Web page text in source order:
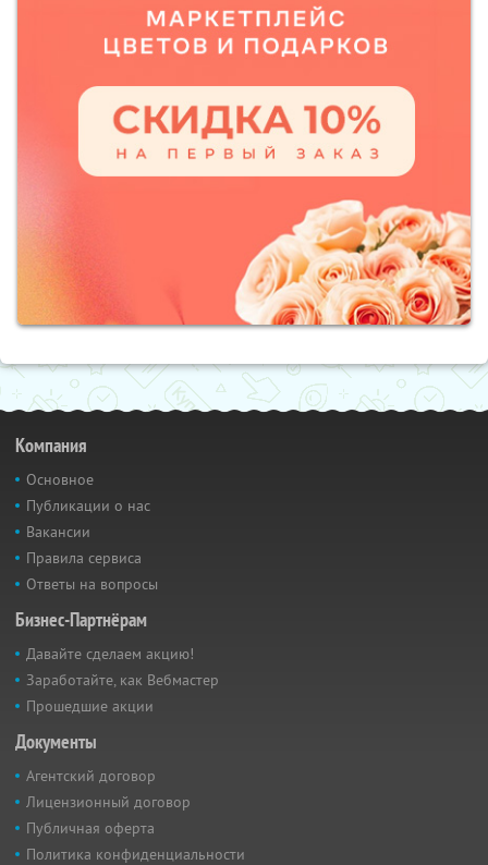
Компания
Основное
Публикации о нас
Вакансии
Правила сервиса
Ответы на вопросы
Бизнес-Партнёрам
Давайте сделаем акцию!
Заработайте, как Вебмастер
Прошедшие акции
Документы
Агентский договор
Лицензионный договор
Публичная оферта
Политика конфиденциальности